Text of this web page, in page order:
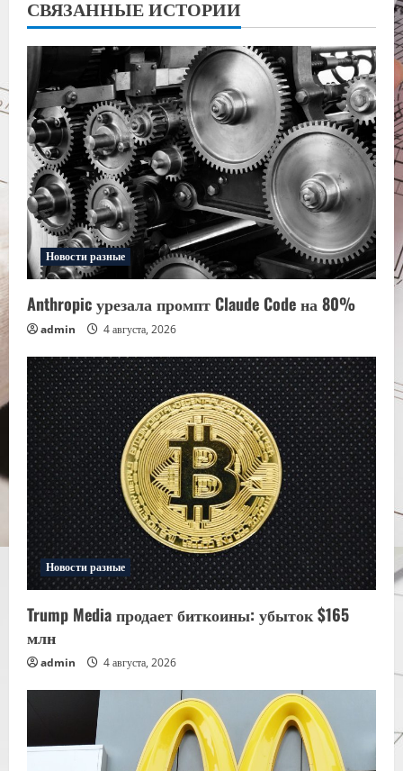
СВЯЗАННЫЕ ИСТОРИИ
Новости разные
Anthropic урезала промпт Claude Code на 80%
admin 4 августа, 2026
Новости разные
Trump Media продает биткоины: убыток $165
млн
admin 4 августа, 2026